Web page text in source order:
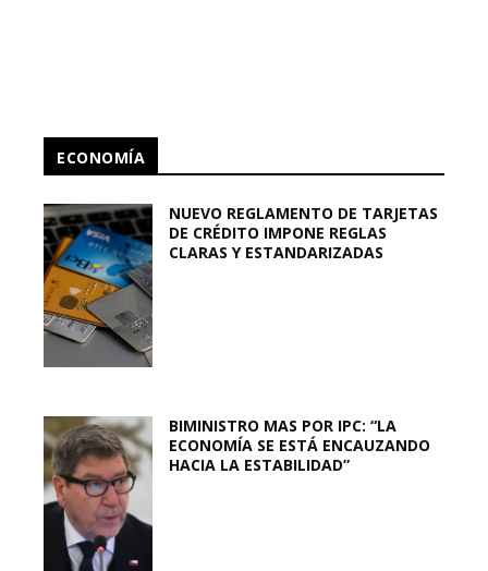
ECONOMÍA
NUEVO REGLAMENTO DE TARJETAS
DE CRÉDITO IMPONE REGLAS
CLARAS Y ESTANDARIZADAS
BIMINISTRO MAS POR IPC: “LA
ECONOMÍA SE ESTÁ ENCAUZANDO
HACIA LA ESTABILIDAD”